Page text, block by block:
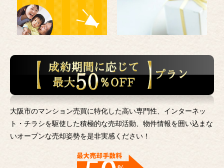
大阪市のマンション売買に特化した高い専門性、インターネッ
ト・チラシを駆使した積極的な売却活動、 物件情報を囲い込まな
いオープンな売却姿勢を是非実感ください！